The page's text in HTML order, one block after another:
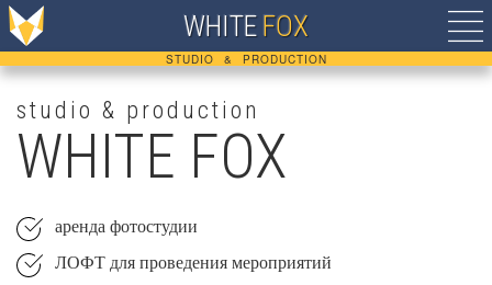
WHITE FOX
STUDIO & PRODUCTION
studio & production
WHITE FOX
аренда фотостудии
ЛОФТ для проведения мероприятий